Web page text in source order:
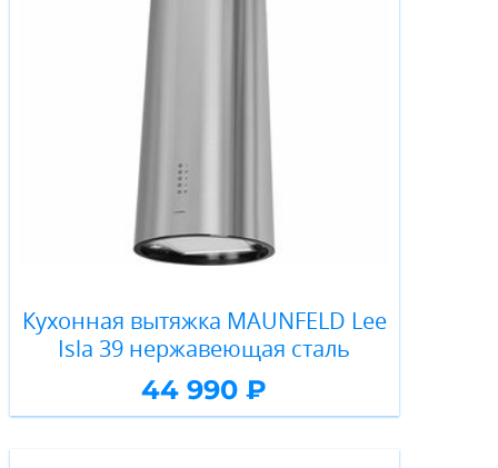
Кухонная вытяжка MAUNFELD Lee
Isla 39 нержавеющая сталь
44 990 ₽